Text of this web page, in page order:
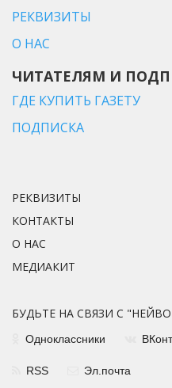
РЕКВИЗИТЫ
О НАС
ЧИТАТЕЛЯМ И
ГДЕ КУПИТЬ ГАЗЕТУ
ПОДПИСКА
РЕКВИЗИТЫ
КОНТАКТЫ
О НАС
МЕДИАКИТ
БУДЬТЕ НА СВЯЗИ С
Одноклассники
RSS Эл.почта